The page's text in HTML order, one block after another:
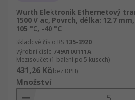
Wurth Elektronik Ethernetový
1500 V ac, Povrch, délka: 12.7
105 °C, -40 °C
Skladové číslo RS 135-3920
Výrobní číslo 7490100111A
Mezisoučet (1 balení po 5 kusech)
431,26 Kč(bez DPH)
Množství